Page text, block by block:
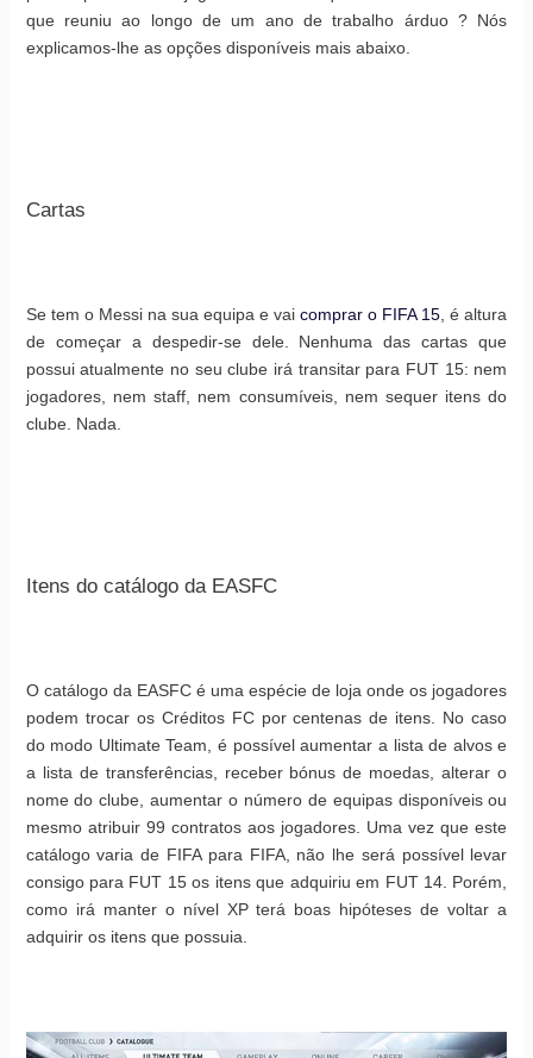
que reuniu ao longo de um ano de trabalho árduo ? Nós
explicamos-lhe as opções disponíveis mais abaixo.
Cartas
Se tem o Messi na sua equipa e vaicomprar o FIFA 15 , é altura
de começar a despedir-se dele. Nenhuma das cartas que
possui atualmente no seu clube irá transitar para FUT 15: nem
jogadores, nem staff, nem consumíveis, nem sequer itens do
clube. Nada.
Itens do catálogo da EASFC
O catálogo da EASFC é uma espécie de loja onde os jogadores
podem trocar os Créditos FC por centenas de itens. No caso
do modo Ultimate Team, é possível aumentar a lista de alvos e
a lista de transferências, receber bónus de moedas, alterar o
nome do clube, aumentar o número de equipas disponíveis ou
mesmo atribuir 99 contratos aos jogadores. Uma vez que este
catálogo varia de FIFA para FIFA, não lhe será possível levar
consigo para FUT 15 os itens que adquiriu em FUT 14. Porém,
como irá manter o nível XP terá boas hipóteses de voltar a
adquirir os itens que possuia.